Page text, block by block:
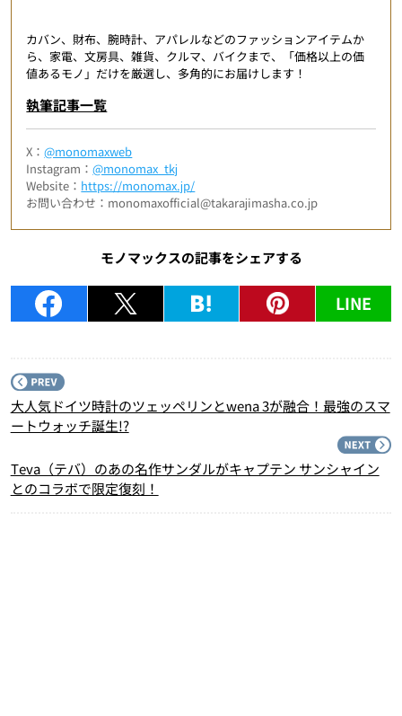
カバン、財布、腕時計、アパレルなどのファッションアイテムか
ら、家電、文房具、雑貨、クルマ、バイクまで、「価格以上の価
値あるモノ」だけを厳選し、多角的にお届けします！
執筆記事一覧
X：@monomaxweb
Instagram：@monomax_tkj
Website： https://monomax.jp/
お問い合わせ：monomaxofficial@takarajimasha.co.jp
モノマックスの記事をシェアする
LINE
大人気ドイツ時計のツェッペリンとwena 3が融合！最強のスマ
ートウォッチ誕生!?
Teva（テバ）のあの名作サンダルがキャプテン サンシャイン
とのコラボで限定復刻！